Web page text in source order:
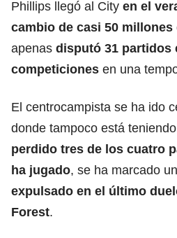
Phillips llegó al City en el
cambio de casi 50 millones
apenas disputó 31 partidos
competiciones en una
El centrocampista se ha ido
donde tampoco está
perdido tres de los cuatro
ha jugado, se ha marcado
expulsado en el último
Forest.